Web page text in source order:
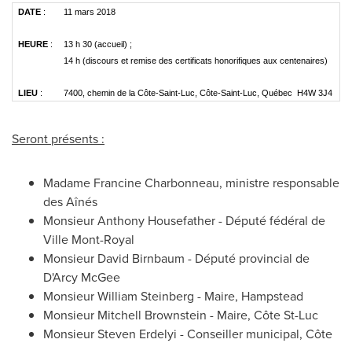
DATE : 11 mars 2018
HEURE :
13 h 30 (accueil) ;
14 h (discours et remise des certificats honorifiques aux centenaires)
LIEU : 7400, chemin de la Côte-Saint-Luc, Côte-Saint-Luc, Québec H4W 3J4
Seront présents :
Madame Francine Charbonneau, ministre responsable
des Aînés
Monsieur Anthony Housefather - Député fédéral de
Ville Mont-Royal
Monsieur David Birnbaum - Député provincial de
D'Arcy McGee
MonsieurWilliam Steinberg - Maire, Hampstead
Monsieur Mitchell Brownstein - Maire, CôteSt-Luc
MonsieurSteven Erdelyi - Conseiller municipal, Côte